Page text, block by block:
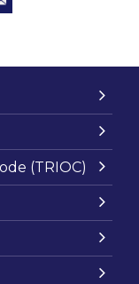
(TRIOC)